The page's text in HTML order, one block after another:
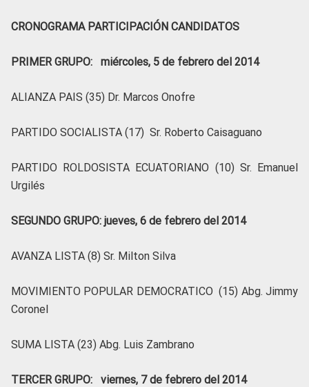
CRONOGRAMA PARTICIPACIÓN CANDIDATOS
PRIMER GRUPO: miércoles, 5 de febrero del 2014
ALIANZA PAIS (35) Dr. Marcos Onofre
PARTIDO SOCIALISTA (17) Sr. Roberto Caisaguano
PARTIDO ROLDOSISTA ECUATORIANO (10) Sr. Emanuel
Urgilés
SEGUNDO GRUPO: jueves, 6 de febrero del 2014
AVANZA LISTA (8) Sr. Milton Silva
MOVIMIENTO POPULAR DEMOCRATICO (15) Abg. Jimmy
Coronel
SUMA LISTA (23) Abg. Luis Zambrano
TERCER GRUPO: viernes, 7 de febrero del 2014